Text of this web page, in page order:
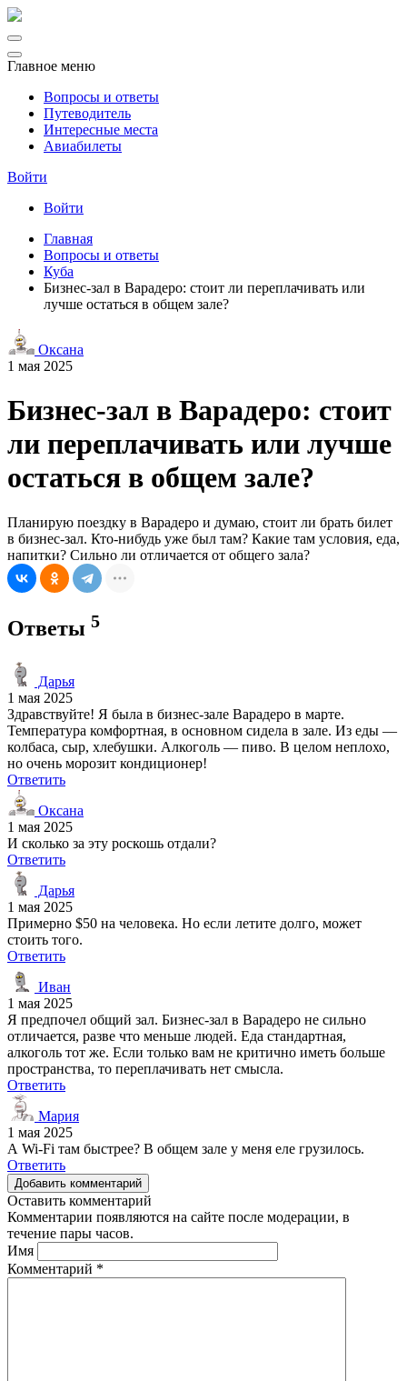
Главное меню
Вопросы и ответы
Путеводитель
Интересные места
Авиабилеты
Войти
Войти
Главная
Вопросы и ответы
Куба
Бизнес-зал в Варадеро: стоит ли переплачивать или
лучше остаться в общем зале?
Оксана
1 мая 2025
Бизнес-зал в Варадеро: стоит
ли переплачивать или лучше
остаться в общем зале?
Планирую поездку в Варадеро и думаю, стоит ли брать билет
в бизнес-зал. Кто-нибудь уже был там? Какие там условия, еда,
напитки? Сильно ли отличается от общего зала?
Ответы 5
Дарья
1 мая 2025
Здравствуйте! Я была в бизнес-зале Варадеро в марте.
Температура комфортная, в основном сидела в зале. Из еды —
колбаса, сыр, хлебушки. Алкоголь — пиво. В целом неплохо,
но очень морозит кондиционер!
Ответить
Оксана
1 мая 2025
И сколько за эту роскошь отдали?
Ответить
Дарья
1 мая 2025
Примерно $50 на человека. Но если летите долго, может
стоить того.
Ответить
Иван
1 мая 2025
Я предпочел общий зал. Бизнес-зал в Варадеро не сильно
отличается, разве что меньше людей. Еда стандартная,
алкоголь тот же. Если только вам не критично иметь больше
пространства, то переплачивать нет смысла.
Ответить
Мария
1 мая 2025
А Wi-Fi там быстрее? В общем зале у меня еле грузилось.
Ответить
Добавить комментарий
Оставить комментарий
Комментарии появляются на сайте после модерации, в
течение пары часов.
Имя
Комментарий *